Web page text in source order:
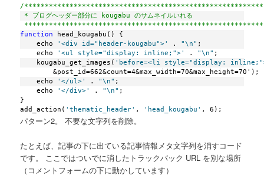
/
* ブログヘッダー部分に kougabu のサムネイルいれる
function head_kougabu() {
    echo
'<div id="header-kougabu">' . "\n" ;
    echo
'<ul style="display: inline;">' . "\n" ;
    kougabu_get_images(
'before=<li style="display:
        &post_id=662&count=4&max_width=70&max_height=70');
    echo
'</ul>' . "\n" ;
    echo
'</div>' . "\n" ;
}
add_action( 'thematic_header' , 'head_kougabu' , 6);
パターン2。 不要な文字列を削除。
たとえば、記事の下に出ている記事情報メタ文字列を消すコード
です。 ここではついでに消したトラックバック URL を別な場所
（コメントフォームの下に動かしています）